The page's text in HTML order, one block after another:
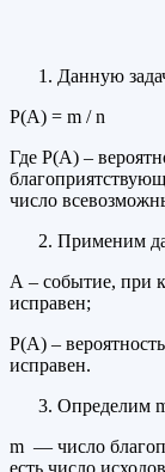
Данную
Р(А) = m / n
Где Р(А) –
число
Применим
А – событие, при
исправен;
Р(А) –
исправен.
Определим
m — число
есть число